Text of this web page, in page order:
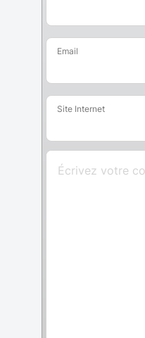
Email
Site Internet